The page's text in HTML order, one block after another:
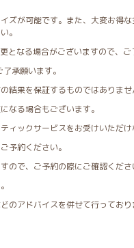
が可能です。また、大変お得
。
なる場合がございますので、ご
承願います。
果を保証するものではありませ
る場合もございます。
ックサービスをお受けいただけ
予約ください。
で、ご予約の際にご確認くださ
アドバイスを併せて行っており